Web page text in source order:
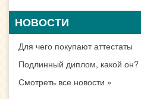
НОВОСТИ
Для чего покупают аттестаты
Подлинный диплом, какой он?
Смотреть все новости »